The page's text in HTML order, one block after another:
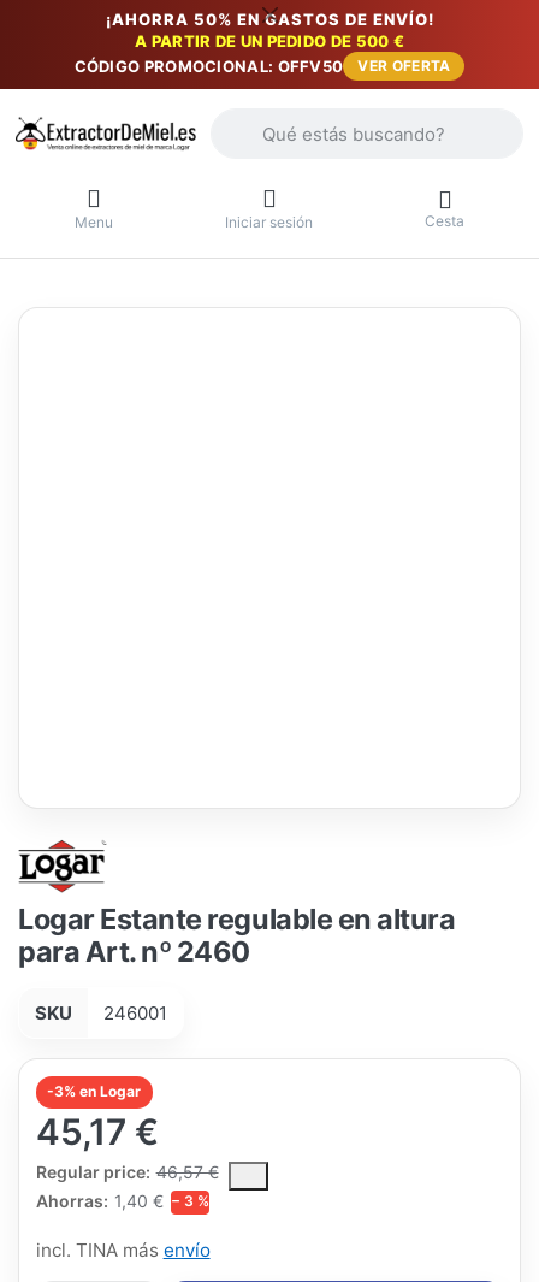
¡AHORRA 50% EN GASTOS DE ENVÍO!
A PARTIR DE UN PEDIDO DE 500 €
CÓDIGO PROMOCIONAL: OFFV50
VER OFERTA
Menu Iniciar sesión Cesta
Logar Estante regulable en altura
para Art. nº 2460
SKU 246001
-3% en Logar
45,17 €
Regular price: 46,57 €
The Regular Price is the median selling price paid by
Ahorras: 1,40 € − 3 %
incl. TINA más envío